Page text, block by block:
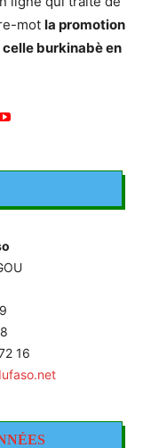
mot la promotion
burkinabè en
16